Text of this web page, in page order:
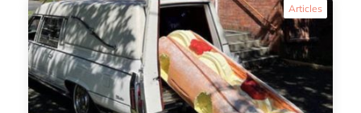
Articles